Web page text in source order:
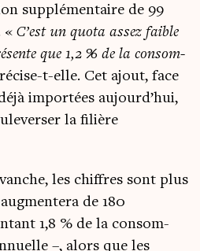
sup­plé­men­taire de 99
« C’est un quo­ta assez faible
que 1,2 % de la consom­
t-elle. Cet ajout, face
impor­tées aujourd’hui,
la filière
les chiffres sont plus
de 180
1,8 % de la consom­
–, alors que les